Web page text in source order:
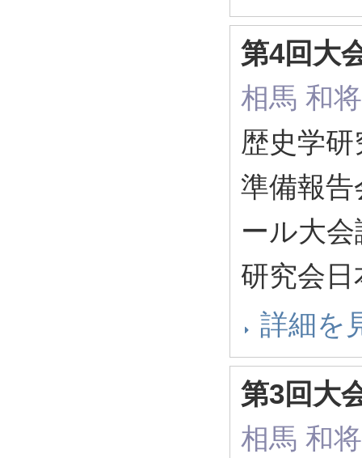
第4回大
相馬 和将
歴史学
準備報
ール大
研究会
詳細を
第3回大
相馬 和将